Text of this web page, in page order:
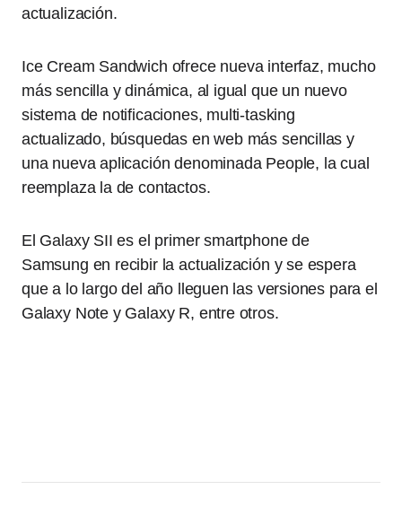
actualización.
Ice Cream Sandwich ofrece nueva interfaz, mucho
más sencilla y dinámica, al igual que un nuevo
sistema de notificaciones, multi-tasking
actualizado, búsquedas en web más sencillas y
una nueva aplicación denominada People, la cual
reemplaza la de contactos.
El Galaxy SII es el primer smartphone de
Samsung en recibir la actualización y se espera
que a lo largo del año lleguen las versiones para el
Galaxy Note y Galaxy R, entre otros.